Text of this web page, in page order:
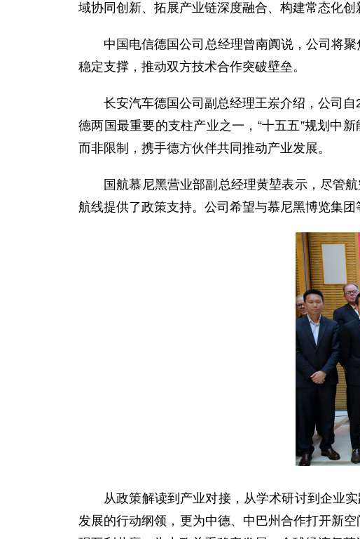
域协同创新、拓展产业链深度融合、构建常态化
中国电信德国公司总经理曾南阗说，公司将
稳定支撑，推动双方技术合作突破壁垒。
长安汽车德国公司副总经理王岽介绍，公司
德两国最重要的支柱产业之一，“十五五”规划中
而非限制，携手德方伙伴共同推动产业发展。
国航慕尼黑营业部副总经理黄堃表示，尽管
航线提供了政策支持。公司希望与慕尼黑博览集
从政策解读到产业对接，从学术研讨到企业
发展的行动纲领，更为中德、中巴州合作打开新